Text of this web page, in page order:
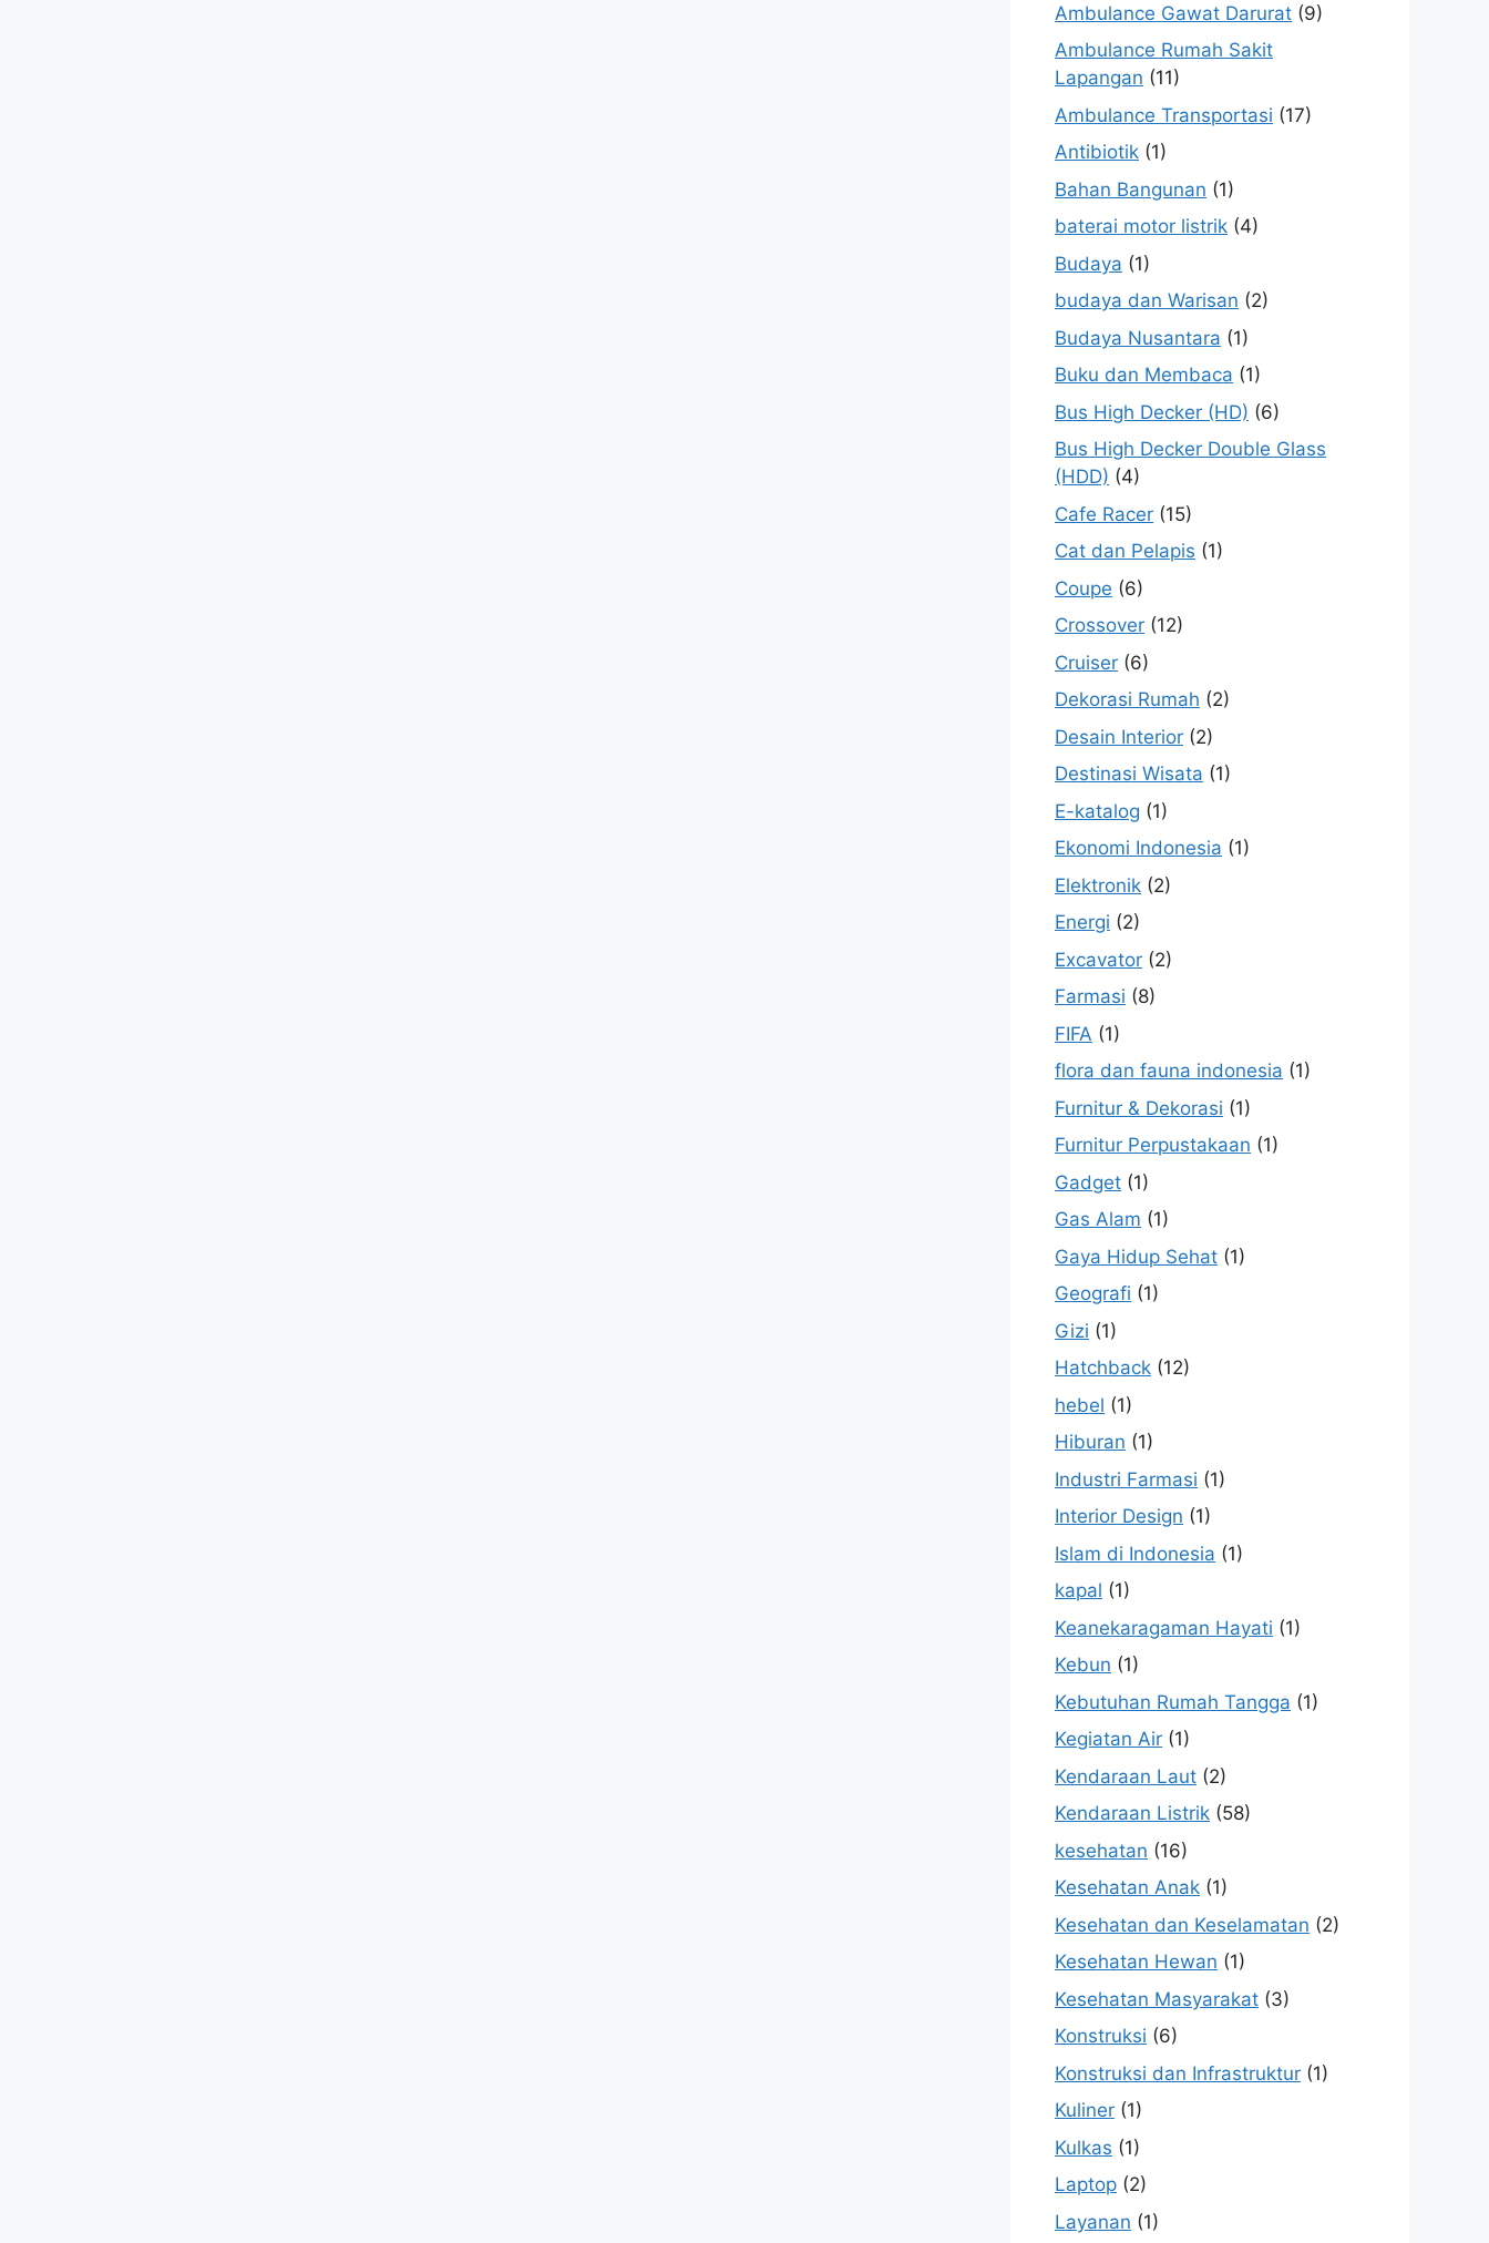
Ambulance Gawat Darurat (9)
Ambulance Rumah Sakit
Lapangan (11)
Ambulance Transportasi (17)
Antibiotik (1)
Bahan Bangunan (1)
baterai motor listrik (4)
Budaya (1)
budaya dan Warisan (2)
Budaya Nusantara (1)
Buku dan Membaca (1)
Bus High Decker (HD) (6)
Bus High Decker Double Glass
(HDD) (4)
Cafe Racer (15)
Cat dan Pelapis (1)
Coupe (6)
Crossover (12)
Cruiser (6)
Dekorasi Rumah (2)
Desain Interior (2)
Destinasi Wisata (1)
E-katalog (1)
Ekonomi Indonesia (1)
Elektronik (2)
Energi (2)
Excavator (2)
Farmasi (8)
FIFA (1)
flora dan fauna indonesia (1)
Furnitur & Dekorasi (1)
Furnitur Perpustakaan (1)
Gadget (1)
Gas Alam (1)
Gaya Hidup Sehat (1)
Geografi (1)
Gizi (1)
Hatchback (12)
hebel (1)
Hiburan (1)
Industri Farmasi (1)
Interior Design (1)
Islam di Indonesia (1)
kapal (1)
Keanekaragaman Hayati (1)
Kebun (1)
Kebutuhan Rumah Tangga (1)
Kegiatan Air (1)
Kendaraan Laut (2)
Kendaraan Listrik (58)
kesehatan (16)
Kesehatan Anak (1)
Kesehatan dan Keselamatan (2)
Kesehatan Hewan (1)
Kesehatan Masyarakat (3)
Konstruksi (6)
Konstruksi dan Infrastruktur (1)
Kuliner (1)
Kulkas (1)
Laptop (2)
Layanan (1)